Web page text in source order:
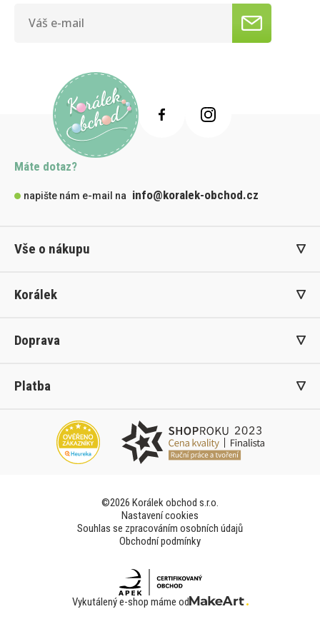
Máte dotaz?
napište nám e-mail na info@koralek-obchod.cz
Vše o nákupu
Korálek
Doprava
Platba
©2026 Korálek obchod s.r.o.
Nastavení cookies
Souhlas se zpracováním osobních údajů
Obchodní podmínky
Vykutálený e-shop máme od